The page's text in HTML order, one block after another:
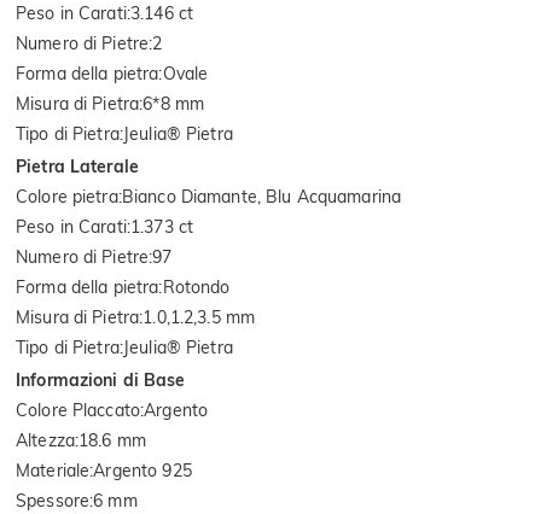
Peso in Carati:3.146 ct
Numero di Pietre:2
Forma della pietra:Ovale
Misura di Pietra:6*8 mm
Tipo di Pietra:Jeulia® Pietra
Pietra Laterale
Colore pietra:Bianco Diamante, Blu Acquamarina
Peso in Carati:1.373 ct
Numero di Pietre:97
Forma della pietra:Rotondo
Misura di Pietra:1.0,1.2,3.5 mm
Tipo di Pietra:Jeulia® Pietra
Informazioni di Base
Colore Placcato:Argento
Altezza:18.6 mm
Materiale:Argento 925
Spessore:6 mm